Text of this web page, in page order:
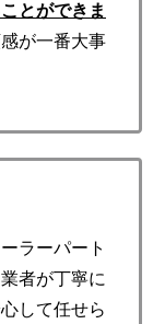
とができま
が一番大事
ラーパート
者が丁寧に
して任せら